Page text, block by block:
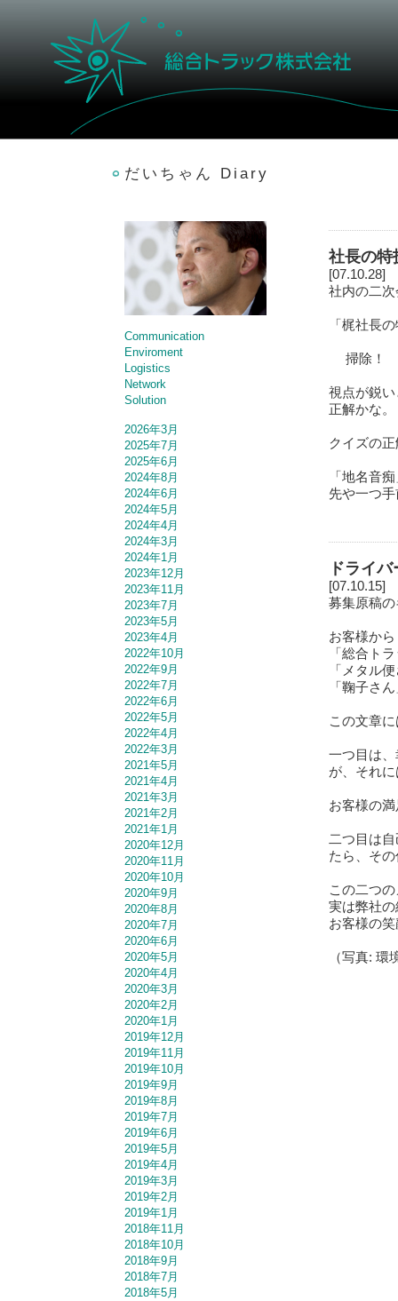
だいちゃん Diary
Communication
Enviroment
Logistics
Network
Solution
2026年3月
2025年7月
2025年6月
2024年8月
2024年6月
2024年5月
2024年4月
2024年3月
2024年1月
2023年12月
2023年11月
2023年7月
2023年5月
2023年4月
2022年10月
2022年9月
2022年7月
2022年6月
2022年5月
2022年4月
2022年3月
2021年5月
2021年4月
2021年3月
2021年2月
2021年1月
2020年12月
2020年11月
2020年10月
2020年9月
2020年8月
2020年7月
2020年6月
2020年5月
2020年4月
2020年3月
2020年2月
2020年1月
2019年12月
2019年11月
2019年10月
2019年9月
2019年8月
2019年7月
2019年6月
2019年5月
2019年4月
2019年3月
2019年2月
2019年1月
2018年11月
2018年10月
2018年9月
2018年7月
2018年5月
社長の特
[07.10.28]
社内の二
「梶社長
掃除！
視点が鋭
正解かな。
クイズの
「地名音
先や一つ
ドライ
[07.10.15]
募集原稿
お客様から
「総合ト
「メタル
「鞠子さ
この文章
一つ目は
が、それ
お客様の
二つ目は
たら、そ
この二つ
実は弊社
お客様の
（写真: